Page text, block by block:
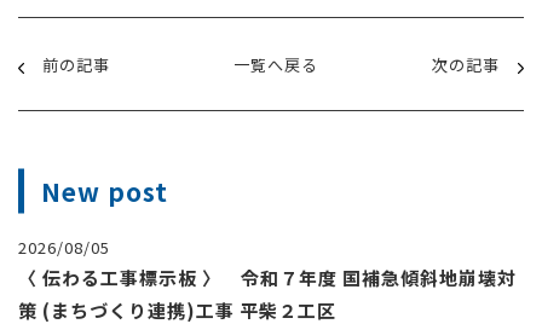
前の記事 一覧へ戻る 次の記事
New post
2026/08/05
〈 伝わる工事標示板 〉 令和７年度 国補急傾斜地崩壊対
策 (まちづくり連携)工事 平柴２工区